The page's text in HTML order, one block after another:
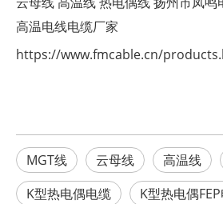
高温电线电缆厂家
https://www.fmcable.cn/
MGT线 云母线 高温线
K型热电偶电缆
K型热电偶